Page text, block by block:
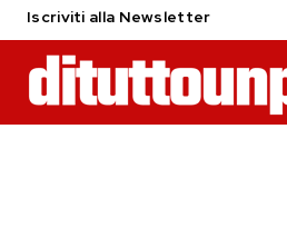
Iscriviti alla Newsletter